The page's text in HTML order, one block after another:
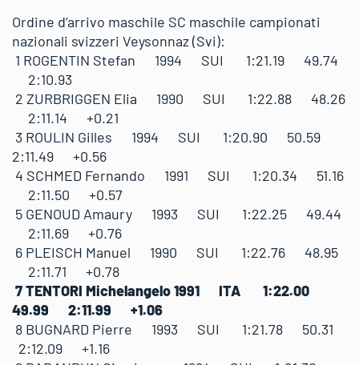
Ordine d’arrivo maschile SC maschile campionati
nazionali svizzeri Veysonnaz (Svi):
1 ROGENTIN Stefan 1994 SUI 1:21.19 49.74
2:10.93
2 ZURBRIGGEN Elia 1990 SUI 1:22.88 48.26
2:11.14 +0.21
3 ROULIN Gilles 1994 SUI 1:20.90 50.59
2:11.49 +0.56
4 SCHMED Fernando 1991 SUI 1:20.34 51.16
2:11.50 +0.57
5 GENOUD Amaury 1993 SUI 1:22.25 49.44
2:11.69 +0.76
6 PLEISCH Manuel 1990 SUI 1:22.76 48.95
2:11.71 +0.78
7 TENTORI Michelangelo 1991 ITA 1:22.00
49.99 2:11.99 +1.06
8 BUGNARD Pierre 1993 SUI 1:21.78 50.31
2:12.09 +1.16